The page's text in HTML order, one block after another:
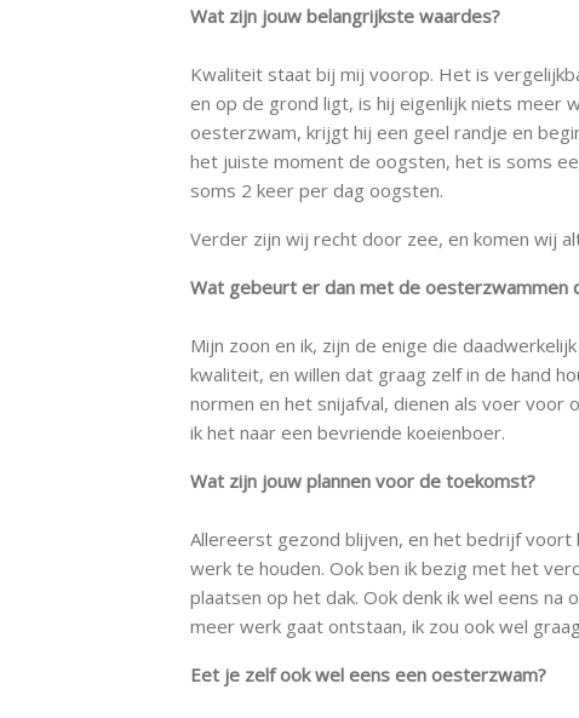
Wat zijn jouw belangrijkste waardes?
Kwaliteit staat bij mij voorop. Het is
en op de grond ligt, is hij eigenlijk niets meer
oesterzwam, krijgt hij een geel randje en
het juiste moment de oogsten, het is soms
soms 2 keer per dag oogsten.
Verder zijn wij recht door zee, en komen wij
Wat gebeurt er dan met de oesterzwammen
Mijn zoon en ik, zijn de enige die
kwaliteit, en willen dat graag zelf in de hand
normen en het snijafval, dienen als voer voor
ik het naar een bevriende koeienboer.
Wat zijn jouw plannen voor de toekomst?
Allereerst gezond blijven, en het bedrijf voort
werk te houden. Ook ben ik bezig met het
plaatsen op het dak. Ook denk ik wel eens
meer werk gaat ontstaan, ik zou ook wel
Eet je zelf ook wel eens een oesterzwam?